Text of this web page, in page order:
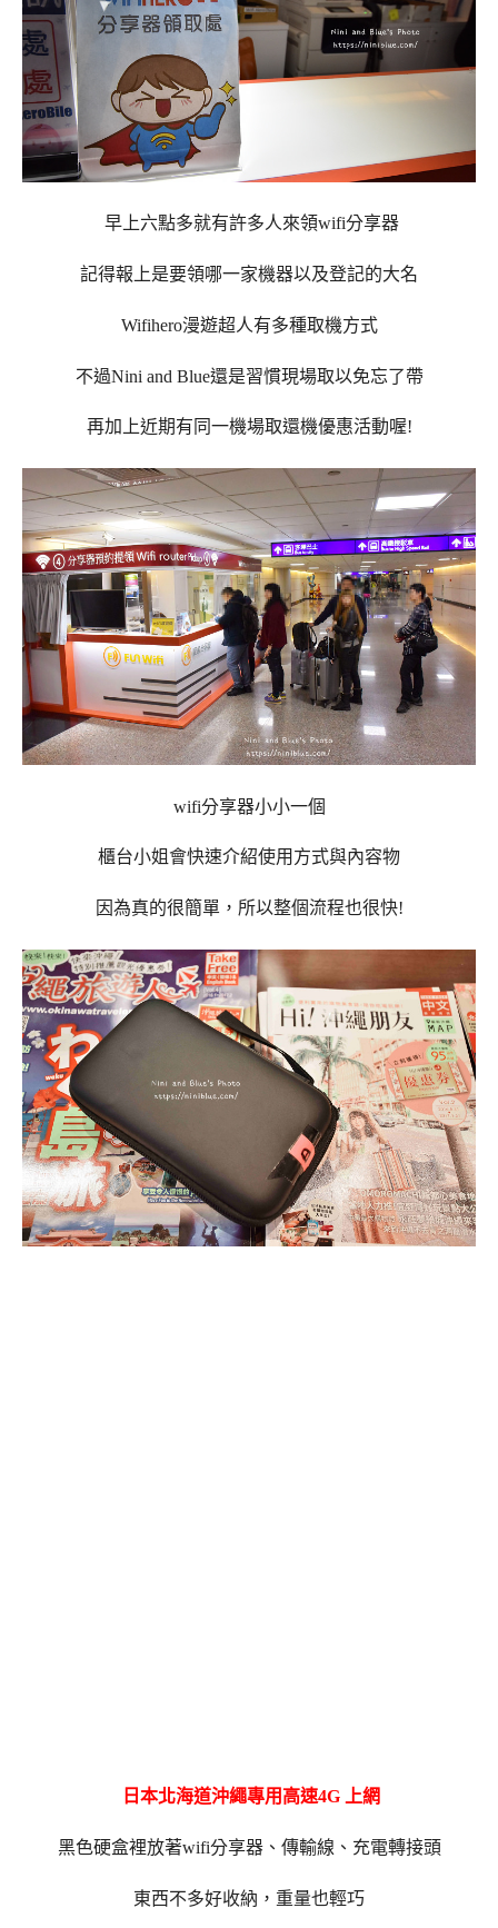
早上六點多就有許多人來領wifi分享器
記得報上是要領哪一家機器以及登記的大名
Wifihero漫遊超人有多種取機方式
不過Nini and Blue還是習慣現場取以免忘了帶
再加上近期有同一機場取還機優惠活動喔!
wifi分享器小小一個
櫃台小姐會快速介紹使用方式與內容物
因為真的很簡單，所以整個流程也很快!
日本北海道沖繩專用高速4G 上網
黑色硬盒裡放著wifi分享器、傳輸線、充電轉接頭
東西不多好收納，重量也輕巧